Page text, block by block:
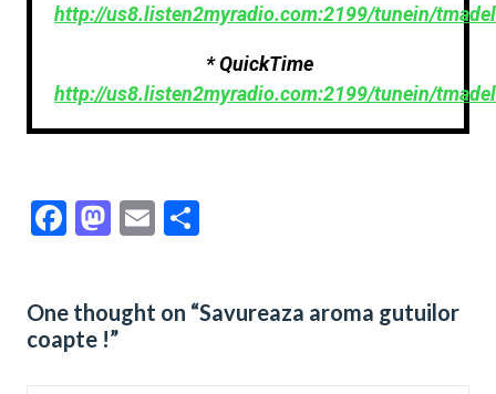
http://us8.listen2myradio.com:2199/tunein/
* QuickTime
http://us8.listen2myradio.com:2199/tunein/
Facebook
Mastodon
Email
One thought on “Savureaza aroma gutuilor
coapte !”